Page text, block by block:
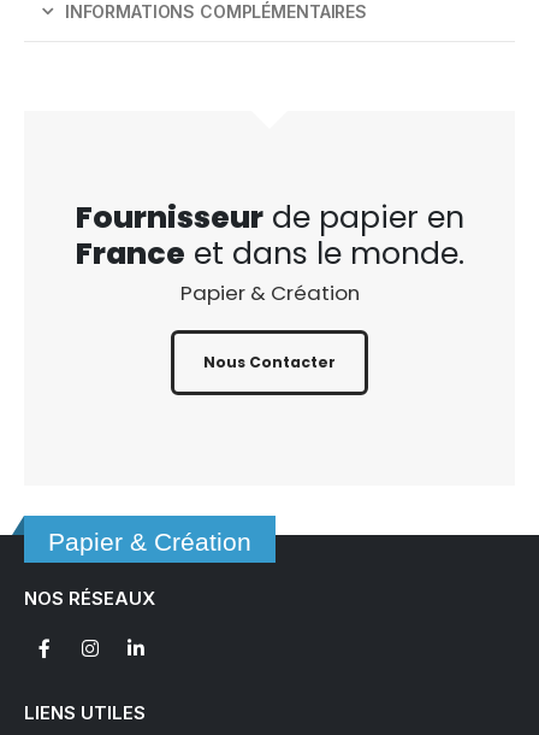
INFORMATIONS COMPLÉMENTAIRES
Fournisseurde papier en
France et dans le monde.
Papier & Création
Nous Contacter
Papier & Création
NOS RÉSEAUX
LIENS UTILES